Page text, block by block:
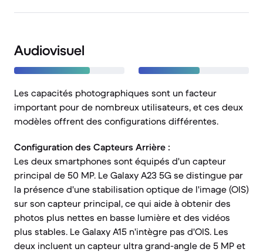
Audiovisuel
Les capacités photographiques sont un facteur
important pour de nombreux utilisateurs, et ces deux
modèles offrent des configurations différentes.
Configuration des Capteurs Arrière :
Les deux smartphones sont équipés d'un capteur
principal de 50 MP. Le Galaxy A23 5G se distingue par
la présence d'une stabilisation optique de l'image (OIS)
sur son capteur principal, ce qui aide à obtenir des
photos plus nettes en basse lumière et des vidéos
plus stables. Le Galaxy A15 n'intègre pas d'OIS. Les
deux incluent un capteur ultra grand-angle de 5 MP et